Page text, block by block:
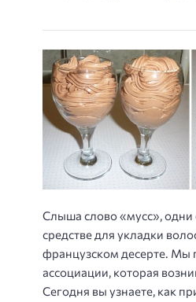
Слыша слово «мусс», одни
средстве для укладки
французском десерте. Мы
ассоциации, которая
Сегодня вы узнаете, как